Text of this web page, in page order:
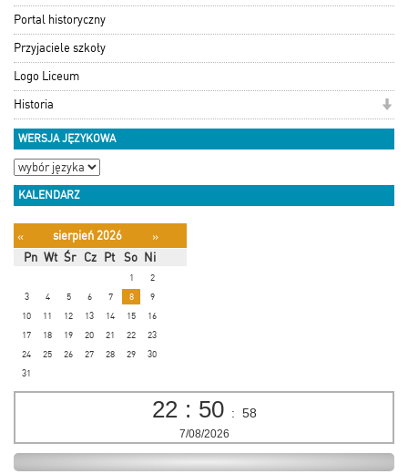
Portal historyczny
Przyjaciele szkoły
Logo Liceum
Historia
WERSJA JĘZYKOWA
KALENDARZ
« sierpień 2026
»
Pn Wt Śr Cz Pt So Ni
1
2
3
4 5 6 7 8
9
10
11 12 13 14 15
16
17
18 19 20 21 22
23
24
25 26 27 28 29
30
31
22 : 50 : 59
7/08/2026